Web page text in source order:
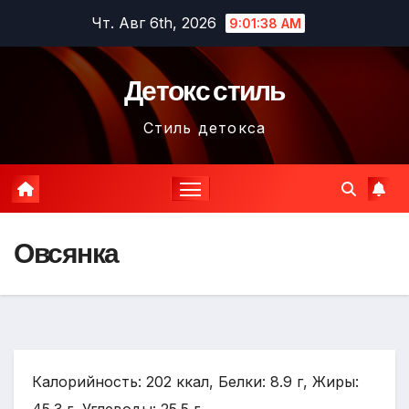
содержимому
Чт. Авг 6th, 2026 9:01:39 AM
Детокс стиль
Стиль детокса
Овсянка
Калорийность: 202 ккал, Белки: 8.9 г, Жиры: